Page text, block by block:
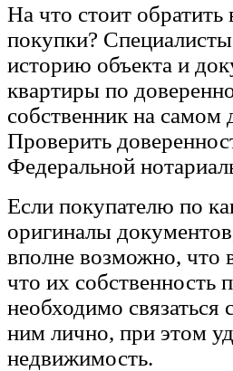
На что стоит
покупки?
историю объекта и
квартиры по
собственник на самом
Проверить
Федеральной
Если покупателю по
оригиналы
вполне возможно, что
что их собственность
необходимо связаться
ним лично, при этом
недвижимость.